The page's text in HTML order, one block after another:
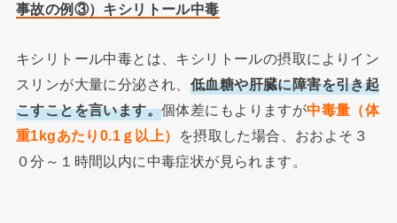
事故の例③）キシリトール中毒
キシリトール中毒とは、キシリトールの摂取によりイン
スリンが大量に分泌され、 低血糖や肝臓に障害を引き起
こすことを言います。個体差にもよりますが中毒量（体
重1kgあたり0.1ｇ以上）
を摂取した場合、おおよそ３
０分～１時間以内に中毒症状が見られます。